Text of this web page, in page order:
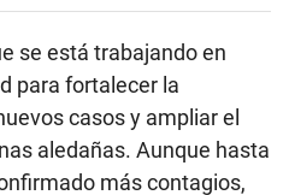
se está trabajando en
para fortalecer la
casos y ampliar el
aledañas. Aunque hasta
más contagios,